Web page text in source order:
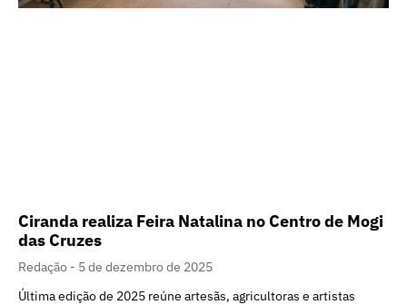
Ciranda realiza Feira Natalina no Centro de Mogi
das Cruzes
Redação
5 de dezembro de 2025
Última edição de 2025 reúne artesãs, agricultoras e artistas